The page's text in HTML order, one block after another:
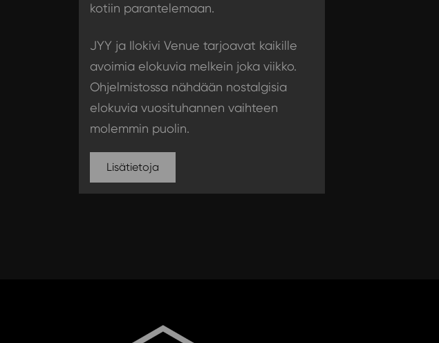
kotiin parantelemaan.
JYY ja Ilokivi Venue tarjoavat kaikille
avoimia elokuvia melkein joka viikko.
Ohjelmistossa nähdään nostalgisia
elokuvia vuosituhannen vaihteen
molemmin puolin.
Lisätietoja